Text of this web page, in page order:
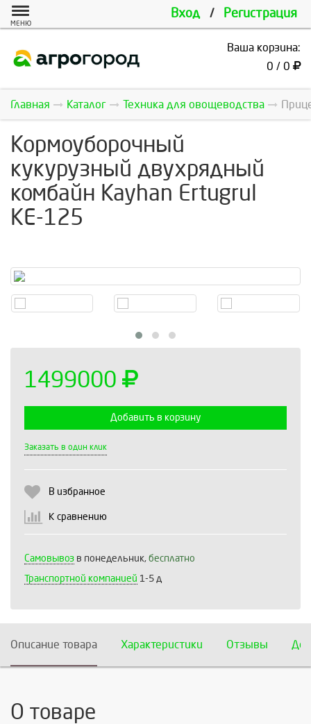
Вход / Регистрация
МЕНЮ
Ваша корзина:
0 / 0
Главная Каталог Техника для овощеводства
Кормоуборочный
кукурузный двухрядный
комбайн Kayhan Ertugrul
КЕ-125
1499000
Добавить в корзину
Заказать в один клик
В избранное
К сравнению
Самовывоз в понедельник, бесплатно
Транспортной компанией 1-5 д
Описание товара Характеристики Отзывы
О товаре